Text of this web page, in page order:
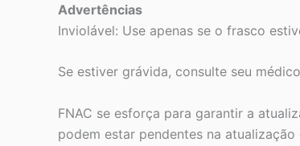
Advertências
Inviolável: Use apenas se o frasco
Se estiver grávida, consulte seu
FNAC se esforça para garantir a
podem estar pendentes na